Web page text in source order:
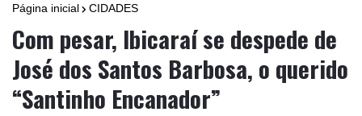
Página inicial CIDADES
Com pesar, Ibicaraí se despede de
José dos Santos Barbosa, o querido
“Santinho Encanador”